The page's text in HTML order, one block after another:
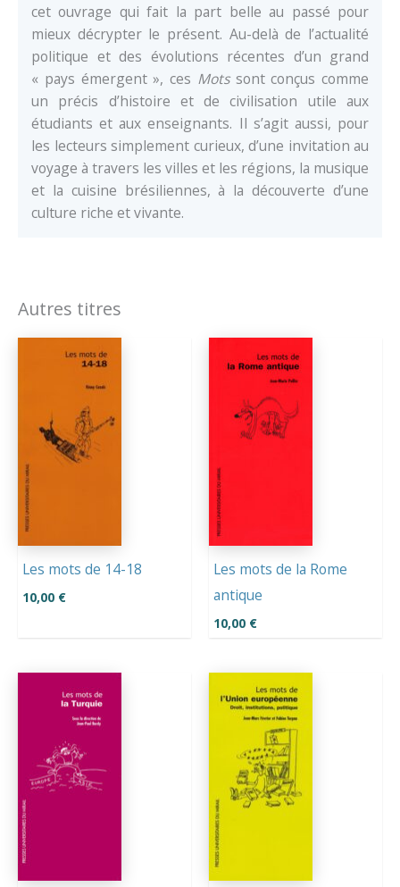
cet ouvrage qui fait la part belle au passé pour
mieux décrypter le présent. Au-delà de l’actualité
politique et des évolutions récentes d’un grand
« pays émergent », ces Motssont conçus comme
un précis d’histoire et de civilisation utile aux
étudiants et aux enseignants. Il s’agit aussi, pour
les lecteurs simplement curieux, d’une invitation au
voyage à travers les villes et les régions, la musique
et la cuisine brésiliennes, à la découverte d’une
culture riche et vivante.
Autres titres
Les mots de 14-18
10,00 €
Les mots de la Rome
antique
10,00 €